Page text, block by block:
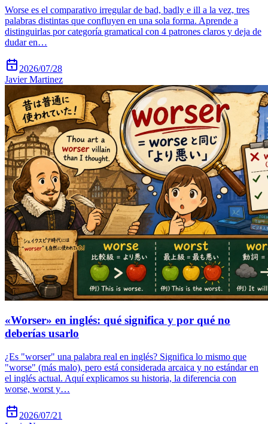
Worse es el comparativo irregular de bad, badly e ill a la vez, tres
palabras distintas que confluyen en una sola forma. Aprende a
distinguirlas por categoría gramatical con 4 patrones claros y deja de
dudar en…
2026/07/28
Javier Martinez
«Worser» en inglés: qué significa y por qué no
deberías usarlo
¿Es "worser" una palabra real en inglés? Significa lo mismo que
"worse" (más malo), pero está considerada arcaica y no estándar en
el inglés actual. Aquí explicamos su historia, la diferencia con
worse, worst y…
2026/07/21